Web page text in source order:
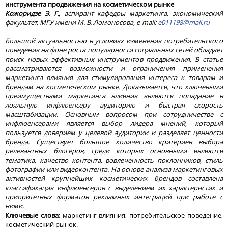
инструмента продвижения на косметическом рынке
Кожоридзе Э. Г., аспирант кафедры маркетинга, экономический
факультет, МГУ имени М. В. Ломоносова, e-mail:e011198@mail.ru
Большой актуальностью в условиях изменения потребительского
поведения на фоне роста популярности социальных сетей обладает
поиск новых эффективных инструментов продвижения. В статье
рассматриваются возможности и ограничения применения
маркетинга влияния для стимулирования интереса к товарам и
брендам на косметическом рынке. Доказывается, что ключевыми
преимуществами маркетинга влияния являются попадание в
лояльную инфлюенсеру аудиторию и быстрая скорость
масштабизации. Основным вопросом при сотрудничестве с
инфлюенсерами является выбор лидера мнений, который
пользуется доверием у целевой аудитории и разделяет ценности
бренда. Существует большое количество критериев выбора
релевантных блогеров, среди которых основными являются
тематика, качество контента, вовлеченность поклонников, стиль
фотографии или видеоконтента. На основе анализа маркетинговых
активностей крупнейших косметических брендов составлена
классификация инфлюенсеров с выделением их характеристик и
приоритетных форматов рекламных интеграций при работе с
ними.
Ключевые слова:маркетинг влияния, потребительское поведение,
косметический рынок.